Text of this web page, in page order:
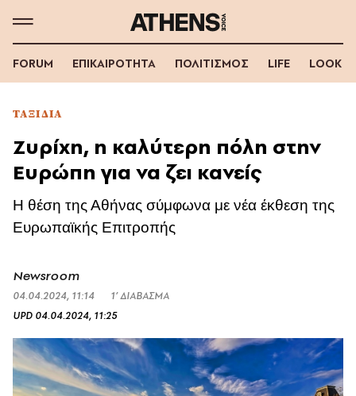
FORUM ΕΠΙΚΑΙΡΟΤΗΤΑ ΠΟΛΙΤΙΣΜΟΣ LIFE LOOK
ΤΑΞΙΔΙΑ
Ζυρίχη, η καλύτερη πόλη στην
Ευρώπη για να ζει κανείς
Η θέση της Αθήνας σύμφωνα με νέα έκθεση της
Ευρωπαϊκής Επιτροπής
Newsroom
04.04.2024, 11:14
1’ ΔΙΑΒΑΣΜΑ
UPD 04.04.2024, 11:25